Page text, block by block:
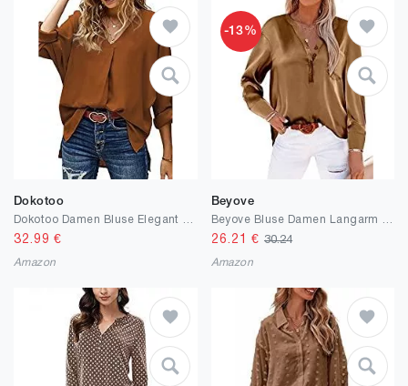
Dokotoo
32.99 €
Amazon
-13%
Beyove
26.21 € 30.24
Amazon